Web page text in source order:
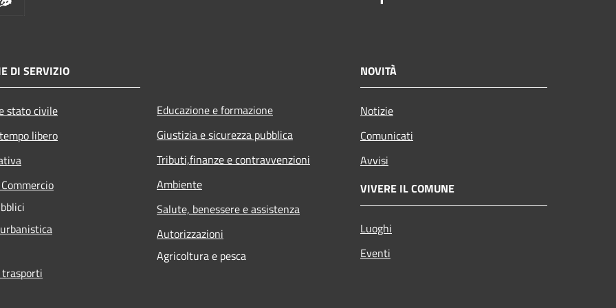
DI SERVIZIO
stato civile
libero
Educazione e formazione
Giustizia e sicurezza pubblica
Tributi,finanze e contravvenzioni
Ambiente
Salute, benessere e assistenza
Autorizzazioni
Agricoltura e pesca
NOVITÀ
Notizie
Comunicati
Avvisi
VIVERE IL COMUNE
Luoghi
Eventi